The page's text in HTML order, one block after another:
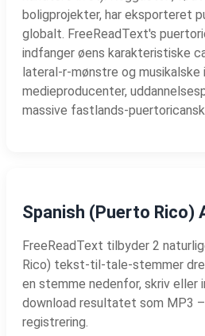
boligprojekter, har eksporteret
globalt. FreeReadText's
indfanger øens karakteristiske
lateral-r-mønstre og
medieproducenter,
massive fastlands-
Spanish (Puerto Rico)
FreeReadText tilbyder 2
Rico) tekst-til-tale-stemmer
en stemme nedenfor, skriv
download resultatet som MP3
registrering.